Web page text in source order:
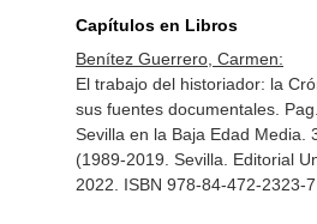
Capítulos en Libros
Benítez Guerrero, Carmen:
El trabajo del historiador: la
sus fuentes documentales.
Sevilla en la Baja Edad Media.
(1989-2019 . Sevilla. Editorial
2022. ISBN 978-84-472-2323-7